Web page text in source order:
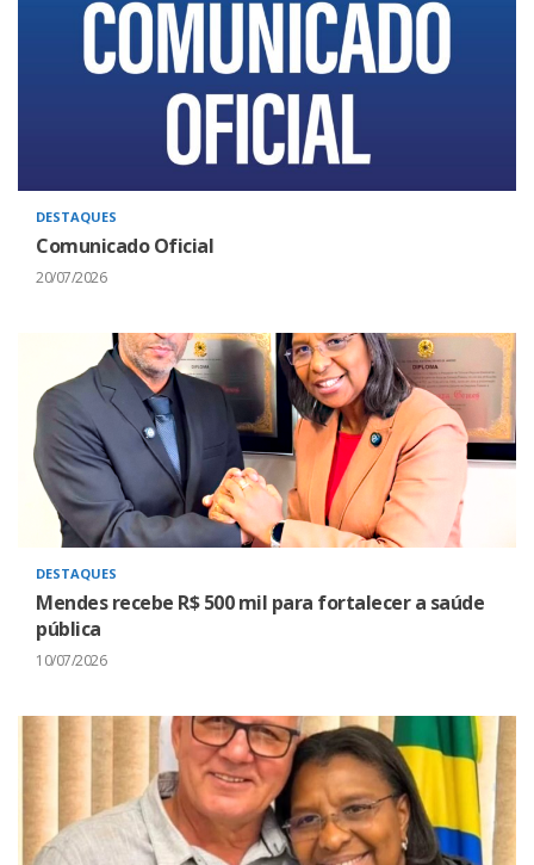
DESTAQUES
Comunicado Oficial
20/07/2026
DESTAQUES
Mendes recebe R$ 500 mil para fortalecer a saúde
pública
10/07/2026